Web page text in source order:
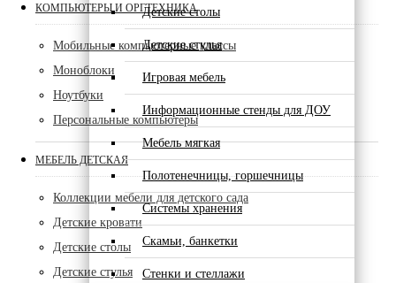
Детские столы
Детские стулья
Игровая мебель
Информационные стенды для ДОУ
Мебель мягкая
Полотенечницы, горшечницы
Системы хранения
Скамьи, банкетки
Стенки и стеллажи
КОМПЬЮТЕРЫ И ОРГТЕХНИКА
Мобильные компьютерные классы
Моноблоки
Ноутбуки
Персональные компьютеры
МЕБЕЛЬ ДЕТСКАЯ
Коллекции мебели для детского сада
Детские кровати
Детские столы
Детские стулья